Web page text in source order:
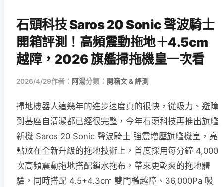
石頭科技 Saros 20 Sonic 聲波騎士
開箱評測！高頻震動拖地＋4.5cm
越障，2026 旗艦掃拖機皇一次看
2026/4/29作者： 阿湯分類： 開箱文 & 評測
掃地機器人這幾年的進步速度真的很快，從吸力、避障
到基座自清潔都已經很完整，今年石頭科技再推出旗艦
新機 Saros 20 Sonic 聲波騎士 強震增壓旗艦機皇，亮
點放在全新升級的拖地技術上，首度採用每分鐘 4,000
次高頻震動拖地搭配鎖水拖布，帶來更乾爽的拖地體
驗，同時搭配 4.5+4.3cm 雙門檻越障、36,000Pa 吸